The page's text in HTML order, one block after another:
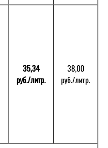
35,34
руб./литр.
38,00
руб./литр.